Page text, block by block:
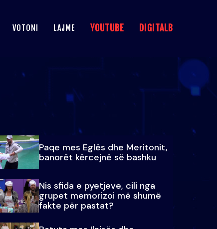
VOTONI LAJME YOUTUBE DIGITALB
Paqe mes Eglës dhe Meritonit,
banorët kërcejnë së bashku
Nis sfida e pyetjeve, cili nga
grupet memorizoi më shumë
fakte për pastat?